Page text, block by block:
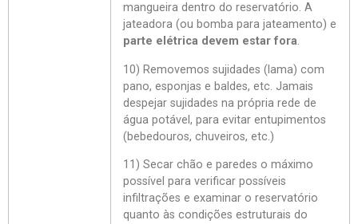
mangueira dentro do reservatório. A
jateadora (ou bomba para jateamento) e
parte elétrica devem estar fora.
10) Removemos sujidades (lama) com
pano, esponjas e baldes, etc. Jamais
despejar sujidades na própria rede de
água potável, para evitar entupimentos
(bebedouros, chuveiros, etc.)
11) Secar chão e paredes o máximo
possível para verificar possíveis
infiltrações e examinar o reservatório
quanto às condições estruturais do